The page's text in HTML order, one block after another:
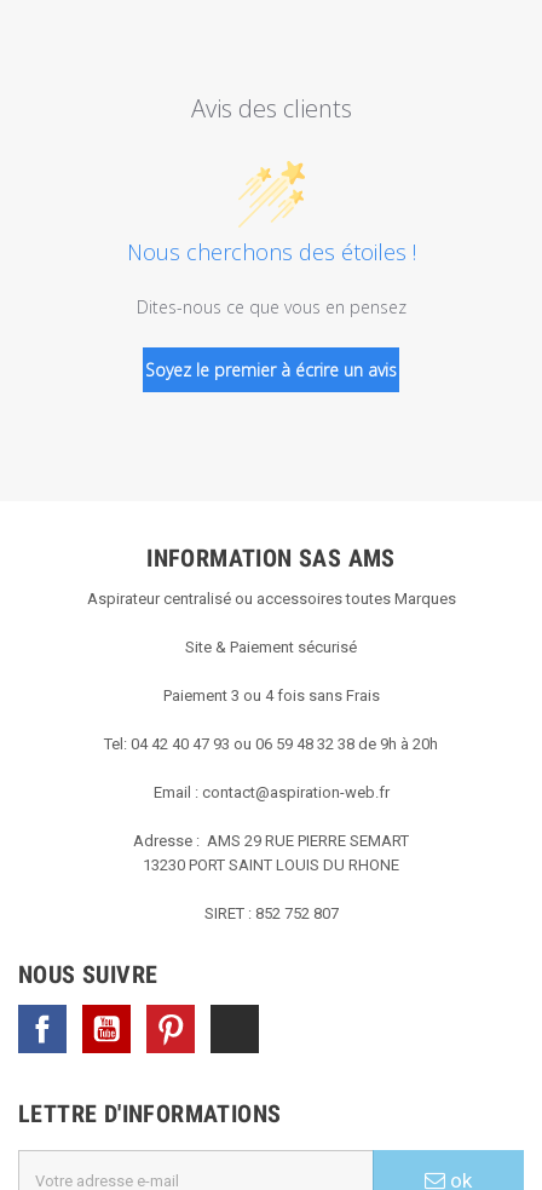
Avis des clients
Nous cherchons des étoiles !
Dites-nous ce que vous en pensez
Soyez le premier à écrire un avis
INFORMATION SAS AMS
Aspirateur centralisé ou accessoires toutes Marques
Site & Paiement sécurisé
Paiement 3 ou 4 fois sans Frais
Tel: 04 42 40 47 93 ou 06 59 48 32 38 de 9h à 20h
Email : contact@aspiration-web.fr
Adresse : AMS 29 RUE PIERRE SEMART
13230 PORT SAINT LOUIS DU RHONE
SIRET : 852 752 807
NOUS SUIVRE
Facebook YouTube
LETTRE D'INFORMATIONS
ok